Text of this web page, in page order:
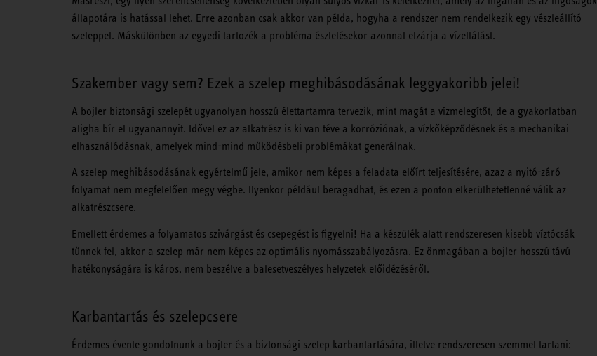
állapotára is hatással lehet. Erre azonban csak akkor van példa, hogyha a rendszer nem rendelkezik egy vészleállító
szeleppel. Máskülönben az egyedi tartozék a probléma észlelésekor azonnal elzárja a vízellátást.
Szakember vagy sem? Ezek a szelep meghibásodásának leggyakoribb jelei!
A bojler biztonsági szelepét ugyanolyan hosszú élettartamra tervezik, mint magát a vízmelegítőt, de a gyakorlatban
aligha bír el ugyanannyit. Idővel ez az alkatrész is ki van téve a korróziónak, a vízkőképződésnek és a mechanikai
elhasználódásnak, amelyek mind-mind működésbeli problémákat generálnak.
A szelep meghibásodásának egyértelmű jele, amikor nem képes a feladata előírt teljesítésére, azaz a nyitó-záró
folyamat nem megfelelően megy végbe. Ilyenkor például beragadhat, és ezen a ponton elkerülhetetlenné válik az
alkatrészcsere.
Emellett érdemes a folyamatos szivárgást és csepegést is figyelni! Ha a készülék alatt rendszeresen kisebb víztócsák
tűnnek fel, akkor a szelep már nem képes az optimális nyomásszabályozásra. Ez önmagában a bojler hosszú távú
hatékonyságára is káros, nem beszélve a balesetveszélyes helyzetek előidézéséről.
Karbantartás és szelepcsere
Érdemes évente gondolnunk a bojler és a biztonsági szelep karbantartására, illetve rendszeresen szemmel tartani: